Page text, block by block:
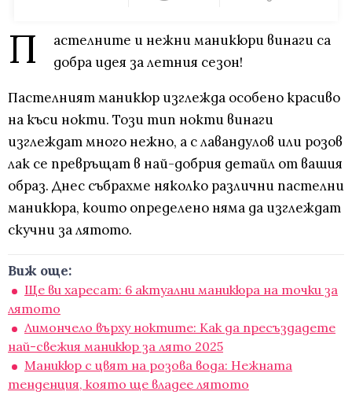
П
астелните и нежни маникюри винаги са
добра идея за летния сезон!
Пастелният маникюр изглежда особено красиво
на къси нокти. Този тип нокти винаги
изглеждат много нежно, а с лавандулов или розов
лак се превръщат в най-добрия детайл от вашия
образ. Днес събрахме няколко различни пастелни
маникюра, които определено няма да изглеждат
скучни за лятото.
Виж още:
Ще ви харесат: 6 актуални маникюра на точки за
лятото
Лимончело върху ноктите: Как да пресъздадете
най-свежия маникюр за лято 2025
Маникюр с цвят на розова вода: Нежната
тенденция, която ще владее лятото